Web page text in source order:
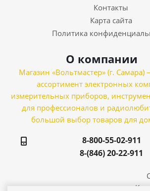
Контакты
Карта сайта
Политика
О компании
Магазин «Вольтмастер» (г.
ассортимент электронных
измерительных приборов,
для профессионалов и
большой выбор товаров для
8-800-55-02-911
8-(846) 20-22-911